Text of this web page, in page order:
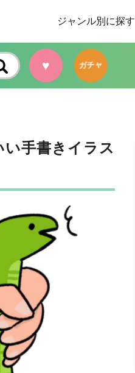
ジャンル別に探す
♥ ガチャ
手書きイラス